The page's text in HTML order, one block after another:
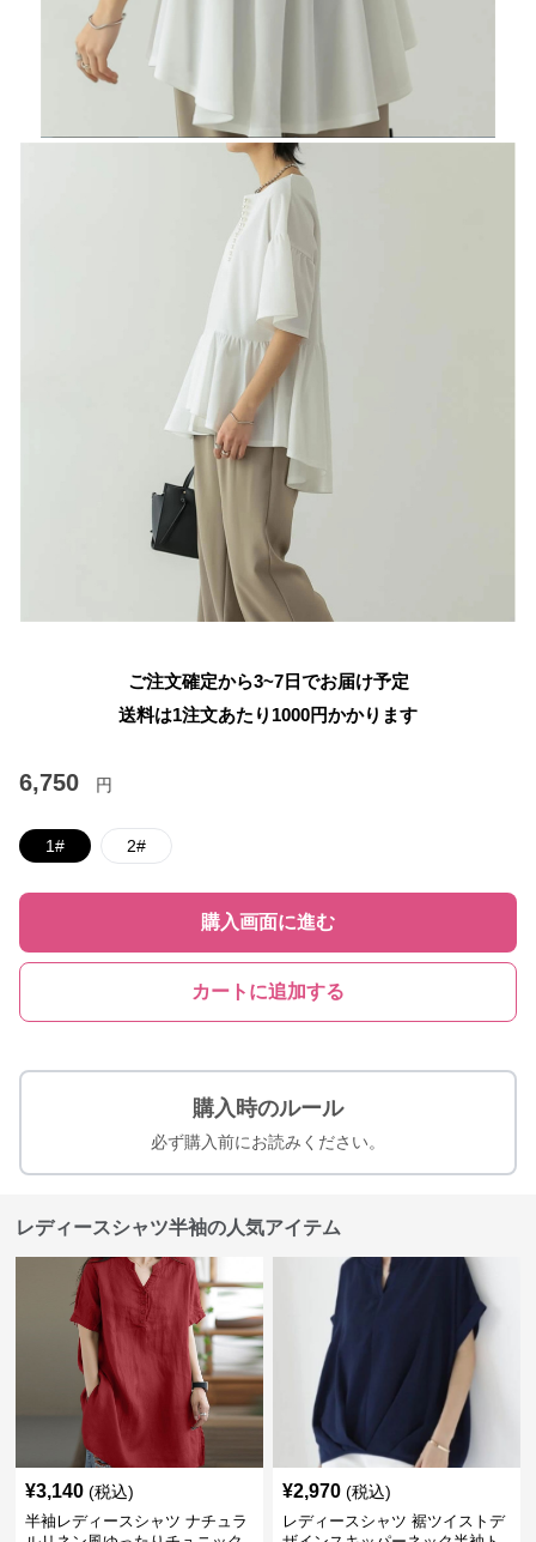
ご注文確定から3~7日でお届け予定
送料は1注文あたり 1000円かかります
6,750 円
1# 2#
購入画面に進む
カートに追加する
購入時のルール
必ず購入前にお読みください。
レディースシャツ半袖の人気アイテム
¥3,140 (税込)
半袖レディースシャツ ナチュラ
¥2,970 (税込)
レディースシャツ 裾ツイストデ